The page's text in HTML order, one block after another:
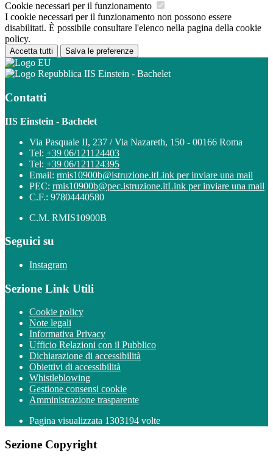
Cookie necessari per il funzionamento
I cookie necessari per il funzionamento non possono essere
disabilitati. È possibile consultare l'elenco nella pagina della cookie
policy.
Accetta tutti Salva le preferenze
IIS Einstein - Bachelet
Contatti
IIS Einstein - Bachelet
Via Pasquale II, 237 / Via Nazareth, 150 - 00166 Roma
Tel: +39 06/121124403
Tel: +39 06/121124395
Email: rmis10900b@istruzione.itLink per inviare una mail
PEC: rmis10900b@pec.istruzione.itLink per inviare una mail
C.F.: 97804440580
C.M. RMIS10900B
Seguici su
Instagram
Sezione Link Utili
Cookie policy
Note legali
Informativa Privacy
Ufficio Relazioni con il Pubblico
Dichiarazione di accessibilità
Obiettivi di accessibilità
Whistleblowing
Gestione consensi cookie
Amministrazione trasparente
Pagina visualizzata 1303194 volte
Sezione Copyright